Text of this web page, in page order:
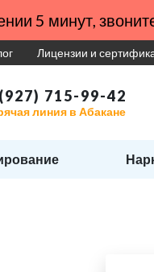
5 минут,
Лицензии и
715-99-42
линия в Абакане